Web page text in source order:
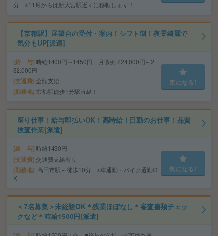
分 ※11月からは新大宮駅近くに移転します！
【京都駅】展望台の受付・案内！シフト制！夜景綺麗で
気分もUP[派遣]
給 与 時給1400円～1450円 月収例 224,000円～2
32,000円
交通費 全額支給
勤務地 京都駅徒歩1分駅直結！
気になる!
座り仕事！給与即払いOK！高時給！日勤のお仕事！品質
検査作業[派遣]
給 与 時給1430円
交通費 交通費支給有り
勤務地
高田市駅～徒歩10分 ※車通勤・バイク通勤O
K
気になる!
＜7名募集＞未経験OK＊残業ほぼなし＊審査書類チェッ
クなど＊時給1500円[派遣]